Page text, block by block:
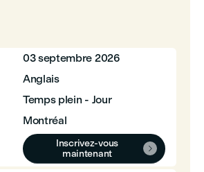
03 septembre 2026
Anglais
Temps plein - Jour
Montréal
Inscrivez-vous
maintenant
